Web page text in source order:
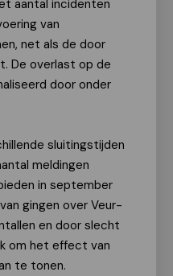
aantal incidenten
van
net als de door
De overlast op de
door onder
sluitingstijden
meldingen
in september
gingen over Veur-
en door slecht
om het effect van
te tonen.